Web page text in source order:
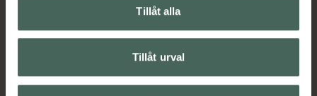
Tillåt alla
Tillåt urval
Leverans, betalning och retur
App